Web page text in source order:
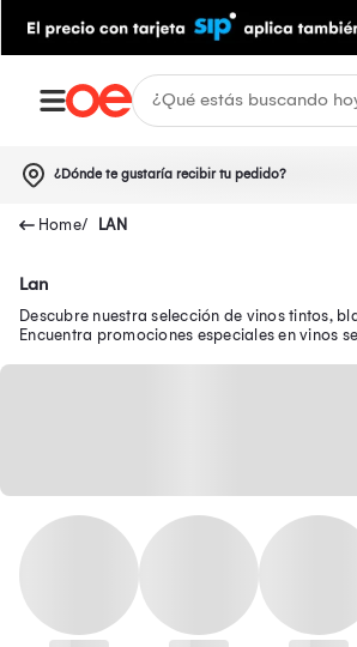
¿Dónde te gustaría recibir tu pedido?
LAN
Lan
Descubre nuestra selección de vinos tintos,
Encuentra promociones especiales en vinos